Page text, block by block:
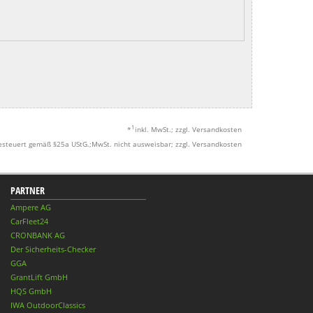
* 1 inkl. MwSt.; zzgl. Versandkosten
gemäß §25a UStG.;MwSt. nicht ausweisbar; zzgl. Versandkosten
PARTNER
Ampere AG
CarFleet24
CRONBANK AG
Der Sicherheits-Checker
GGA
GrantLift GmbH
HQS GmbH
IWA OutdoorClassics